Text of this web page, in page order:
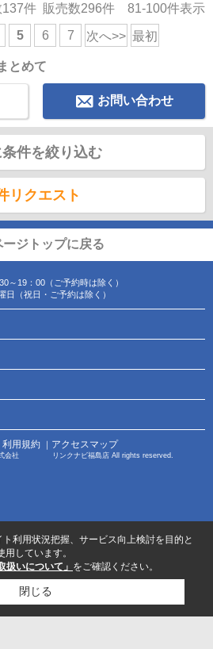
137件 販売数296件 81-100件表示
5 6 7 次へ>> 最初
とめて
お問い合わせ
条件を絞り込む
リクエスト
ージトップに戻る
～19：00（ご予約時は除く）
日（祝日・ご予約は除く）
利用規約 ｜ アクセスマップ
式会社 リンクナビ福島店 All rights reserved.
利用状況把握、サービス向上検討を目的と
しています。
扱いについて」 をご確認ください。
閉じる